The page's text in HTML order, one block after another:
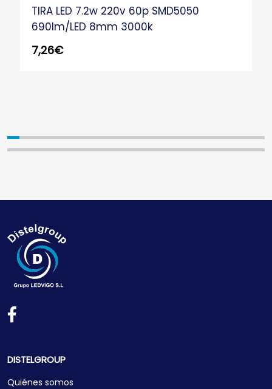
TIRA LED 7.2w 220v 60p SMD5050
690lm/LED 8mm 3000k
7,26€
DISTELGROUP
Quiénes somos